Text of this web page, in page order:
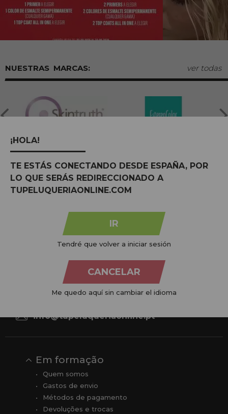
MARCAS: ver todas
produtos para cabeleireiro e beleza, oferecendo uma vasta
gama ao seu alcance económico e profissional. Temos preços
+34 951 204 547
Atendimento ao cliente
De segunda a quinta-feira, das 09:00 às 14:00.
Sexta-feira, das 08:00 às 13:00.
info@tupeluqueriaonline.pt
Em formação
Quem somos
Gastos de envio
Métodos de pagamento
Devoluções e trocas
¡HOLA!
TE ESTÁS CONECTANDO DESDE ESPAÑA, POR
LO QUE SERÁS REDIRECCIONADO A
TUPELUQUERIAONLINE.COM
IR
Tendré que volver a iniciar sesión
CANCELAR
Me quedo aquí sin cambiar el idioma